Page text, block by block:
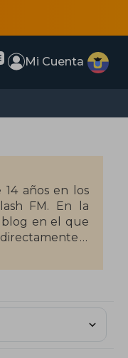
Mi Cuenta
años en los
FM. En la
blog en el que
a
en la